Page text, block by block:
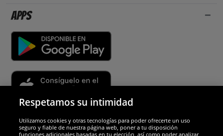
Apps
Socios y seguridad
Respetamos su intimidad
Utilizamos cookies y otras tecnologías para poder ofrecerte un uso
seguro y fiable de nuestra página web, poner a tu disposición
funciones adicionales basadas en tu elección, así como poder analizar